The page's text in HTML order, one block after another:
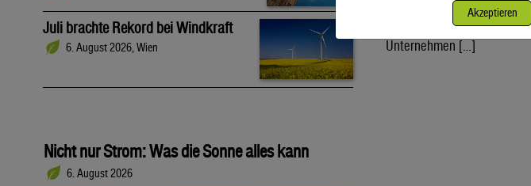
Juli brachte Rekord bei Windkraft
6. August 2026, Wien
Dekret verabschieden.
ersten Reaktors
Unternehmen […]
Nicht nur Strom: Was die Sonne alles kann
6. August 2026
Akzeptieren